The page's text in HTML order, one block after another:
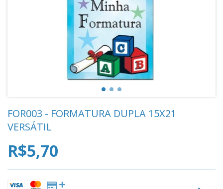
FOR003 - FORMATURA DUPLA 15X21
VERSÁTIL
R$5,70